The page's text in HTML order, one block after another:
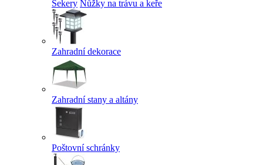
Sekery Nůžky na trávu a keře
Zahradní dekorace
Zahradní stany a altány
Poštovní schránky